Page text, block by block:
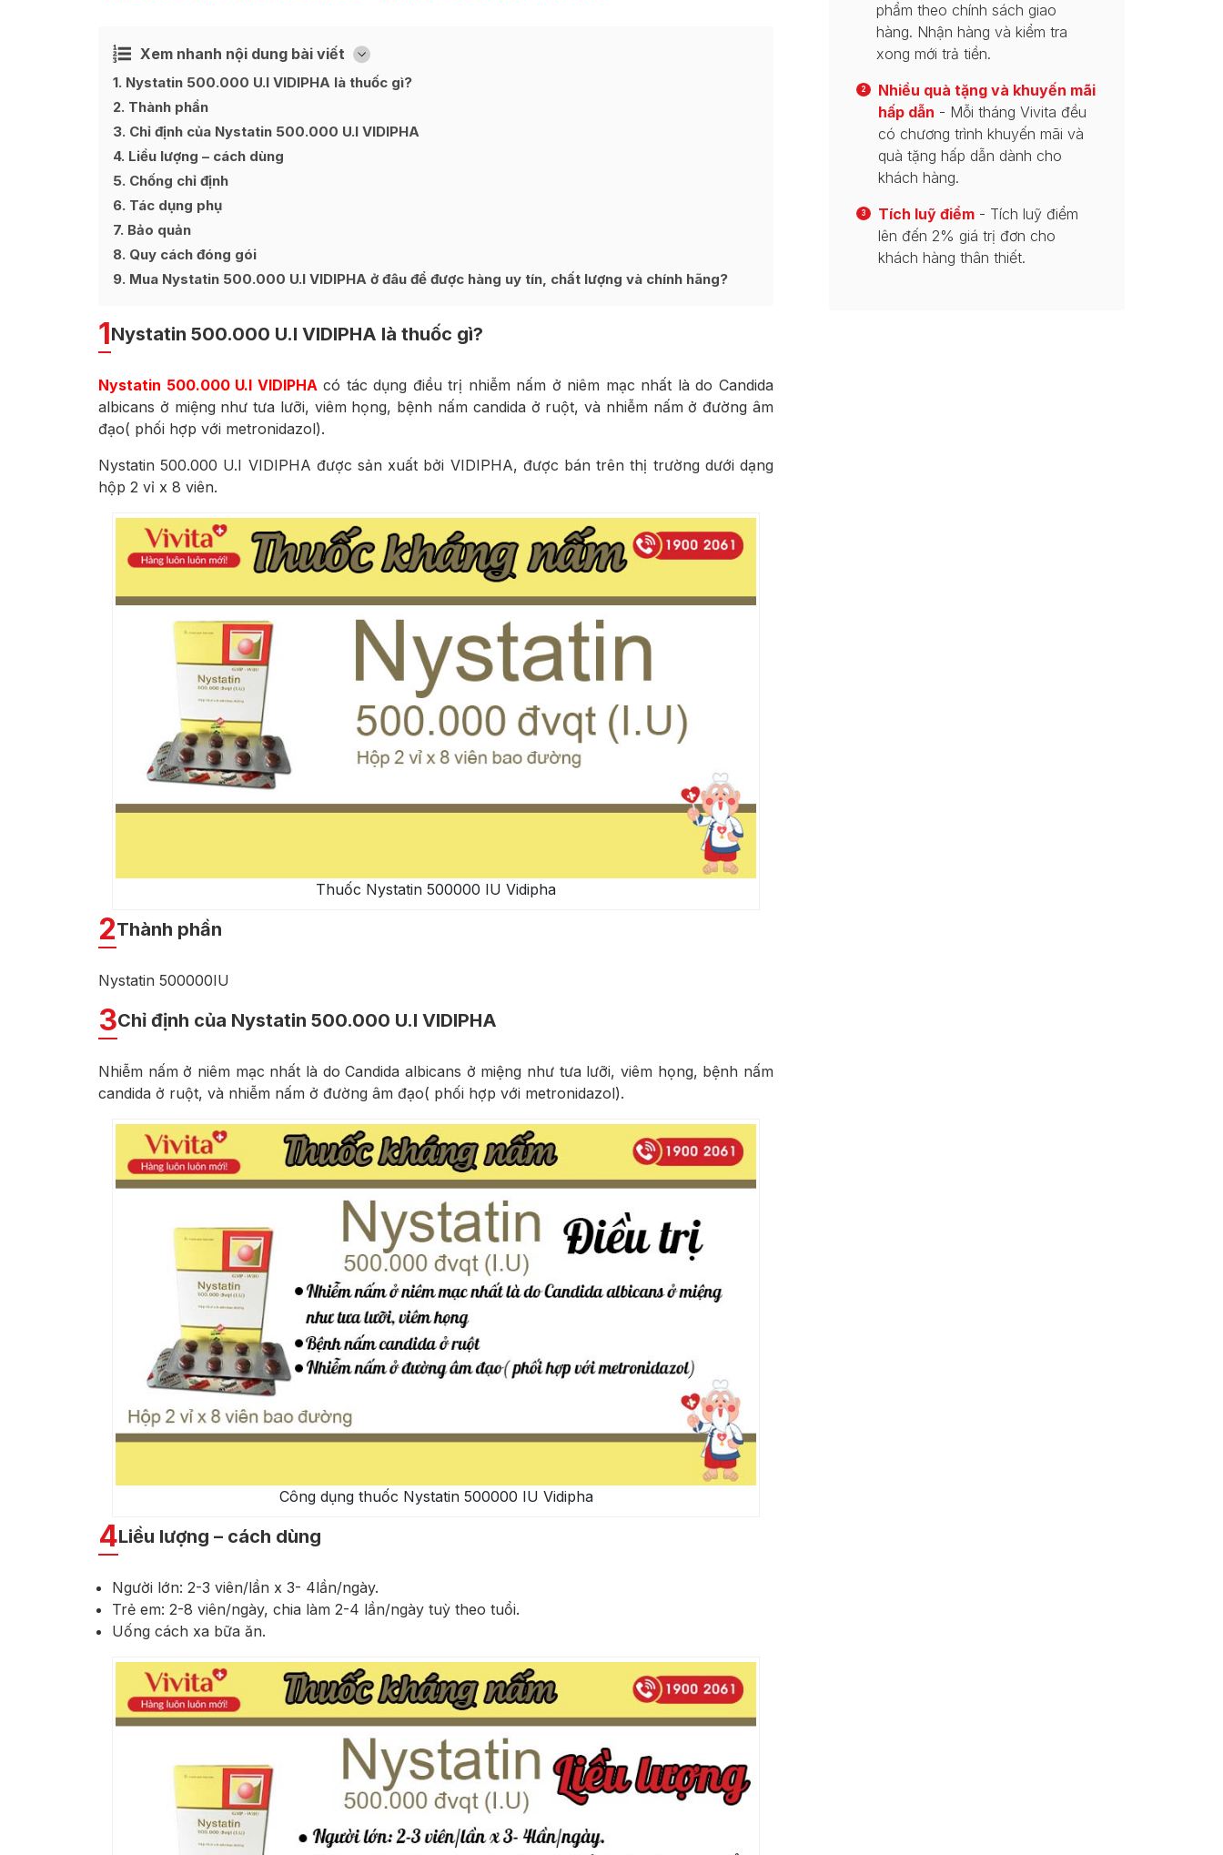
Xem nhanh nội dung bài viết [
Ẩn
1 Nystatin 500.000 U.I VIDIPHA là thuốc gì?
2 Thành phần
3 Chỉ định của Nystatin 500.000 U.I VIDIPHA
4 Liều lượng – cách dùng
5 Chống chỉ định
6 Tác dụng phụ
7 Bảo quản
8 Quy cách đóng gói
9 Mua Nystatin 500.000 U.I VIDIPHA ở đâu để được hàng uy tín, chất lượng và chính hãng?
1Nystatin 500.000 U.I VIDIPHA là thuốc gì?
Nystatin 500.000 U.I VIDIPHAcó tác dụng điều trị nhiễm nấm ở niêm mạc nhất là do Candida
albicans ở miệng như tưa lưỡi, viêm họng, bệnh nấm candida ở ruột, và nhiễm nấm ở đường âm
đạo( phối hợp với metronidazol).
Nystatin 500.000 U.I VIDIPHA được sản xuất bởi VIDIPHA, được bán trên thị trường dưới dạng
hộp 2 vỉ x 8 viên.
Thuốc Nystatin 500000 IU Vidipha
2Thành phần
Nystatin 500000IU
3Chỉ định của Nystatin 500.000 U.I VIDIPHA
Nhiễm nấm ở niêm mạc nhất là do Candida albicans ở miệng như tưa lưỡi, viêm họng, bệnh nấm
candida ở ruột, và nhiễm nấm ở đường âm đạo( phối hợp với metronidazol).
Công dụng thuốc Nystatin 500000 IU Vidipha
4Liều lượng – cách dùng
Người lớn: 2-3 viên/lần x 3- 4lần/ngày.
Trẻ em: 2-8 viên/ngày, chia làm 2-4 lần/ngày tuỳ theo tuổi.
Uống cách xa bữa ăn.
phẩm theo chính sách giao
hàng. Nhận hàng và kiểm tra
xong mới trả tiền.
2
Nhiều quà tặng và khuyến mãi
hấp dẫn - Mỗi tháng Vivita đều
có chương trình khuyến mãi và
quà tặng hấp dẫn dành cho
khách hàng.
3 Tích luỹ điểm - Tích luỹ điểm
lên đến 2% giá trị đơn cho
khách hàng thân thiết.